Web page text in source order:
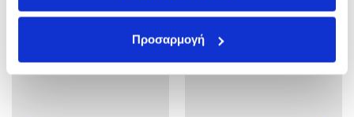
Προσαρμογή